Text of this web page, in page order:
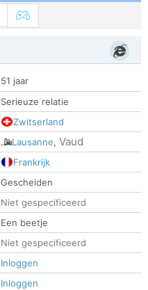
51 jaar
Serieuze relatie
Zwitserland
Lausanne, Vaud
Frankrijk
Gescheiden
Niet gespecificeerd
Een beetje
Niet gespecificeerd
Inloggen
Inloggen